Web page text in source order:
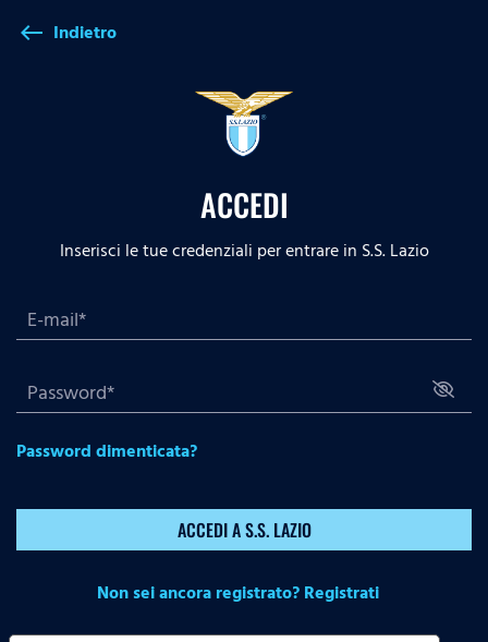
west Indietro
ACCEDI
Inserisci le tue credenziali per entrare in S.S. Lazio
Password dimenticata?
ACCEDI A S.S. LAZIO
Non sei ancora registrato? Registrati